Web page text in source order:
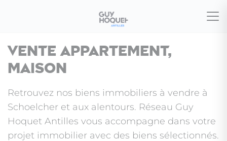
Vente appartement,
maison
Retrouvez nos biens immobiliers à vendre à
Schoelcher et aux alentours. Réseau Guy
Hoquet Antilles vous accompagne dans votre
projet immobilier avec des biens sélectionnés.